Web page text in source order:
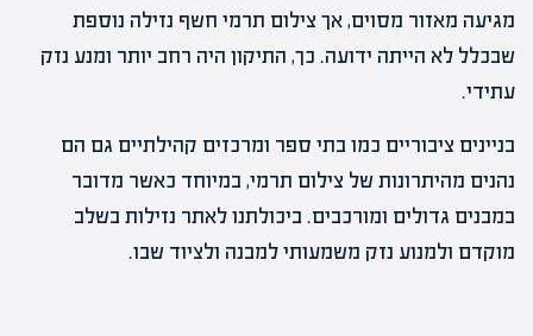
מגיעה מאזור מסוים, אך צילום תרמי חשף נזילה נוספת
שבכלל לא הייתה ידועה. כך, התיקון היה רחב יותר ומנע נזק
עתידי.
בניינים ציבוריים כמו בתי ספר ומרכזים קהילתיים גם הם
נהנים מהיתרונות של צילום תרמי, במיוחד כאשר מדובר
במבנים גדולים ומורכבים. ביכולתנו לאתר נזילות בשלב
מוקדם ולמנוע נזק משמעותי למבנה ולציוד שבו.